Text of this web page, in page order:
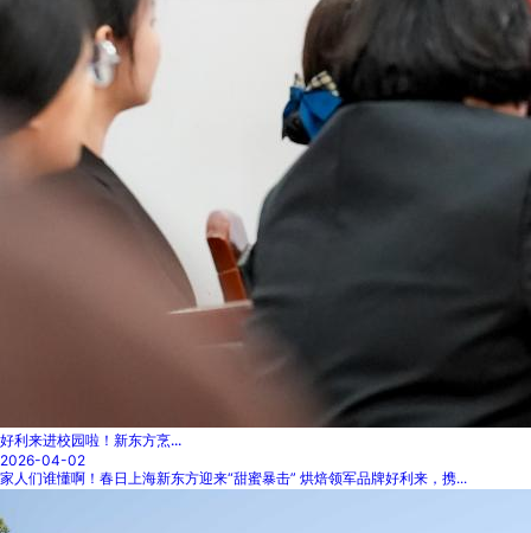
好利来进校园啦！新东方烹...
2026-04-02
家人们谁懂啊！春日上海新东方迎来“甜蜜暴击” 烘焙领军品牌好利来，携...